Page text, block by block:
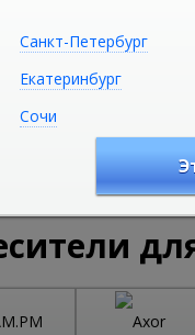
Сантехника
Смесители
Санкт-Петербург
Екатеринбург
Сочи